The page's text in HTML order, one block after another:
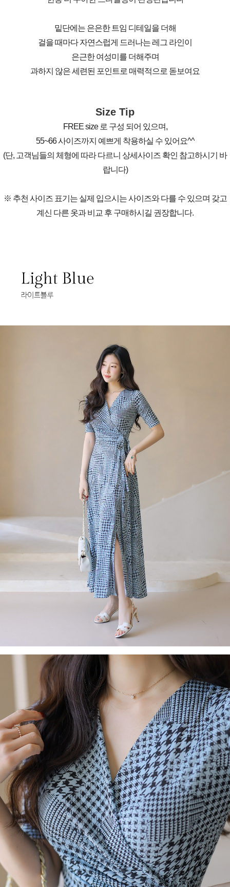
밑단에는 은은한 트임 디테일을 더해
걸을 때마다 자연스럽게 드러나는 레그 라인이
은근한 여성미를 더해주며
과하지 않은 세련된 포인트로 매력적으로 돋보여요
Size Tip
FREE size 로 구성 되어 있으며,
55~66 사이즈까지 예쁘게 착용하실 수 있어요^^
(단, 고객님들의 체형에 따라 다르니 상세사이즈 확인 참고하시기 바
랍니다)
※ 추천 사이즈 표기는 실제 입으시는 사이즈와 다를 수 있으며 갖고
계신 다른 옷과 비교 후 구매하시길 권장합니다.